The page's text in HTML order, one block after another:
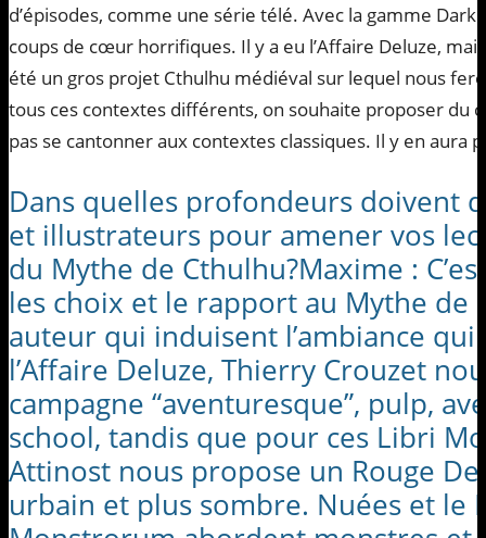
d’épisodes, comme une série télé. Avec la gamme
coups de cœur horrifiques. Il y a eu l’Affaire Deluze,
été un gros projet Cthulhu médiéval sur lequel nous
tous ces contextes différents, on souhaite proposer du
pas se cantonner aux contextes classiques. Il y en aura
Dans quelles profondeurs doivent
et illustrateurs pour amener vos
du Mythe de Cthulhu?Maxime :
les choix et le rapport au Mythe de
auteur qui induisent l’ambiance
l’Affaire Deluze, Thierry Crouzet
campagne “aventuresque”, pulp,
school, tandis que pour ces Libri
Attinost nous propose un Rouge
urbain et plus sombre. Nuées et le